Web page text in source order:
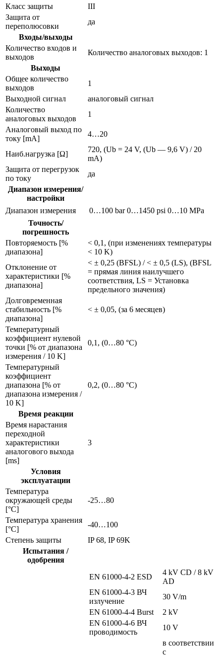
Класс защиты
III
Защита от
переполюсовки
да
Входы/выходы
Количество входов и
выходов
Количество аналоговых выходов: 1
Выходы
Общее количество
выходов
1
Выходной сигнал
аналоговый сигнал
Количество
аналоговых выходов
1
Аналоговый выход по
току [mA]
4…20
Наиб.нагрузка [Ω]
720, (Ub = 24 V, (Ub — 9,6 V) / 20
mA)
Защита от перегрузок
по току
да
Диапазон измерения/
настройки
Диапазон измерения
0…100 bar 0…1450 psi 0…10 MPa
Точность/
погрешность
Повторяемость [%
диапазона]
< 0,1, (при изменениях температуры
< 10 K)
Отклонение от
характеристики [%
диапазона]
< ± 0,25 (BFSL) / < ± 0,5 (LS), (BFSL
= прямая линия наилучшего
соответствия, LS = Установка
предельного значения)
Долговременная
стабильность [%
диапазона]
< ± 0,05, (за 6 месяцев)
Температурный
коэффициент нулевой
точки [% от диапазона
измерения / 10 K]
0,1, (0…80 °C)
Температурный
коэффициент
диапазона [% от
диапазона измерения /
10 K]
0,2, (0…80 °C)
Время реакции
Время нарастания
переходной
характеристики
аналогового выхода
[ms]
3
Условия
эксплуатации
Температура
окружающей среды
[°C]
-25…80
Температура хранения
[°C]
-40…100
Степень защиты
IP 68, IP 69K
Испытания /
одобрения
EN 61000-4-2 ESD
4 kV CD / 8 kV
AD
EN 61000-4-3 ВЧ
излучение
30 V/m
EN 61000-4-4 Burst
2 kV
EN 61000-4-6 ВЧ
проводимость
10 V
в соответствии
с